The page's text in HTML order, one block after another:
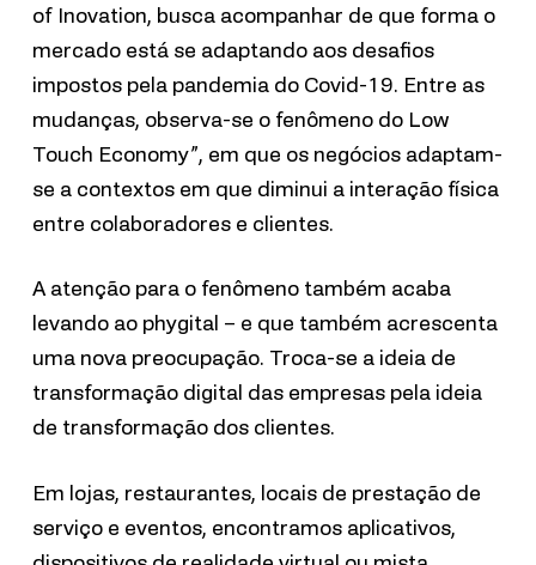
of Inovation, busca acompanhar de que forma o
mercado está se adaptando aos desafios
impostos pela pandemia do Covid-19. Entre as
mudanças, observa-se o fenômeno do Low
Touch Economy”, em que os negócios adaptam-
se a contextos em que diminui a interação física
entre colaboradores e clientes.
A atenção para o fenômeno também acaba
levando ao phygital – e que também acrescenta
uma nova preocupação. Troca-se a ideia de
transformação digital das empresas pela ideia
de transformação dos clientes.
Em lojas, restaurantes, locais de prestação de
serviço e eventos, encontramos aplicativos,